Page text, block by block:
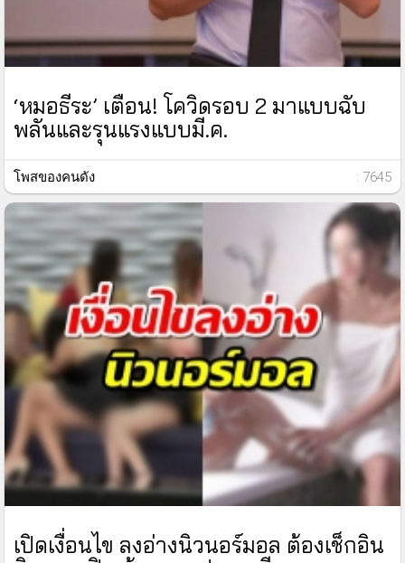
‘หมอธีระ’ เตือน! โควิดรอบ 2 มาแบบฉับ
พลันและรุนแรงแบบมี.ค.
โพสของคนดัง : 7645
เปิดเงื่อนไข ลงอ่างนิวนอร์มอล ต้องเช็กอิน